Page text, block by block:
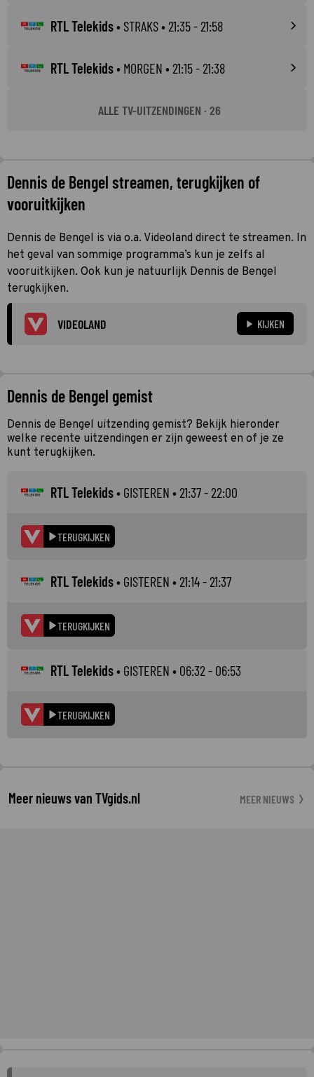
RTL Telekids• STRAKS• 21:35 - 21:58
RTL Telekids• MORGEN • 21:15 - 21:38
ALLE TV-UITZENDINGEN · 26
Dennis de Bengel streamen, terugkijken of
vooruitkijken
Dennis de Bengel is via o.a. Videoland direct te streamen. In
het geval van sommige programma’s kun je zelfs al
vooruitkijken. Ook kun je natuurlijk Dennis de Bengel
terugkijken.
VIDEOLAND KIJKEN
Dennis de Bengel gemist
Dennis de Bengel uitzending gemist? Bekijk hieronder
welke recente uitzendingen er zijn geweest en of je ze
kunt terugkijken.
RTL Telekids• GISTEREN • 21:37 - 22:00
TERUGKIJKEN
RTL Telekids• GISTEREN • 21:14 - 21:37
TERUGKIJKEN
RTL Telekids• GISTEREN • 06:32 - 06:53
TERUGKIJKEN
Meer nieuws van TVgids.nl MEER NIEUWS